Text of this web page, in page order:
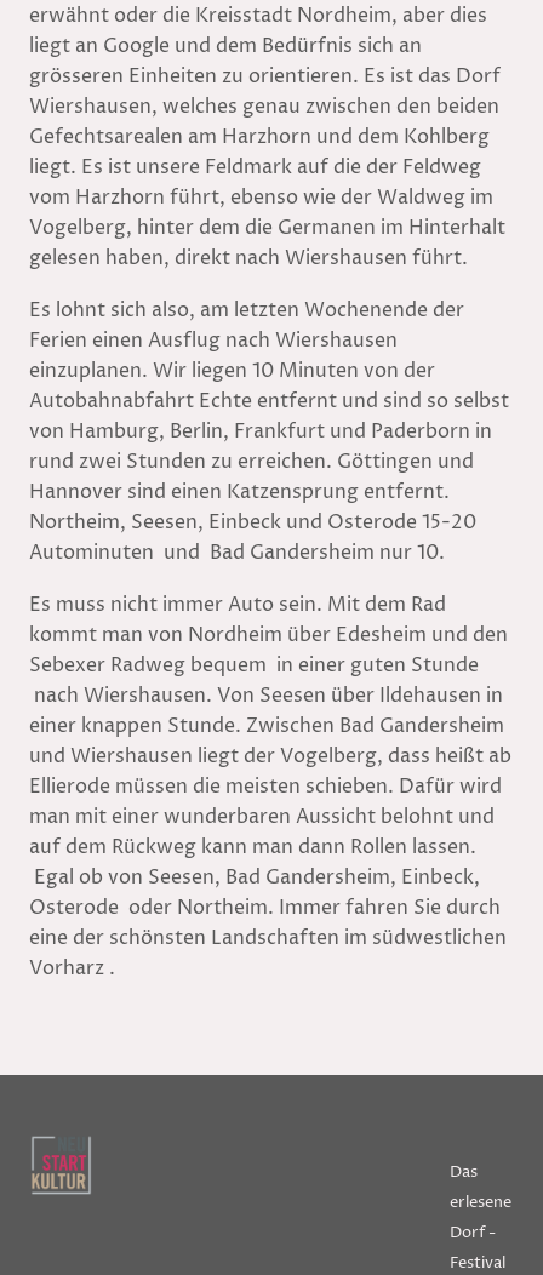
erwähnt oder die Kreisstadt Nordheim, aber dies
liegt an Google und dem Bedürfnis sich an
grösseren Einheiten zu orientieren. Es ist das Dorf
Wiershausen, welches genau zwischen den beiden
Gefechtsarealen am Harzhorn und dem Kohlberg
liegt. Es ist unsere Feldmark auf die der Feldweg
vom Harzhorn führt, ebenso wie der Waldweg im
Vogelberg, hinter dem die Germanen im Hinterhalt
gelesen haben, direkt nach Wiershausen führt.
Es lohnt sich also, am letzten Wochenende der
Ferien einen Ausflug nach Wiershausen
einzuplanen. Wir liegen 10 Minuten von der
Autobahnabfahrt Echte entfernt und sind so selbst
von Hamburg, Berlin, Frankfurt und Paderborn in
rund zwei Stunden zu erreichen. Göttingen und
Hannover sind einen Katzensprung entfernt.
Northeim, Seesen, Einbeck und Osterode 15-20
Autominuten und Bad Gandersheim nur 10.
Es muss nicht immer Auto sein. Mit dem Rad
kommt man von Nordheim über Edesheim und den
Sebexer Radweg bequem in einer guten Stunde
nach Wiershausen. Von Seesen über Ildehausen in
einer knappen Stunde. Zwischen Bad Gandersheim
und Wiershausen liegt der Vogelberg, dass heißt ab
Ellierode müssen die meisten schieben. Dafür wird
man mit einer wunderbaren Aussicht belohnt und
auf dem Rückweg kann man dann Rollen lassen.
Egal ob von Seesen, Bad Gandersheim, Einbeck,
Osterode oder Northeim. Immer fahren Sie durch
eine der schönsten Landschaften im südwestlichen
Vorharz .
Das
erlesene
Dorf -
Festival